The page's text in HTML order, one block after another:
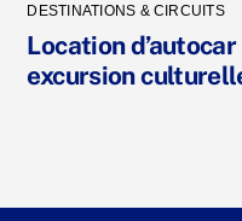
DESTINATIONS & CIRCUITS
Location
excursion